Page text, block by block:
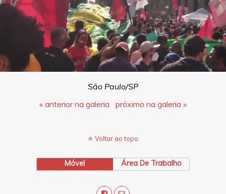
São Paulo/SP
« anterior na galeria
próximo na galeria »
Voltar ao topo
Móvel Área De Trabalho